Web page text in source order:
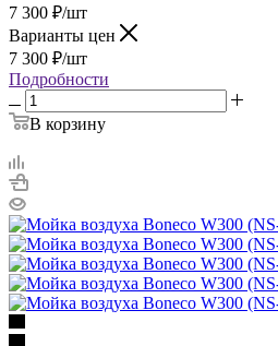
7 300 ₽/шт
Варианты цен
7 300 ₽/шт
Подробности
В корзину